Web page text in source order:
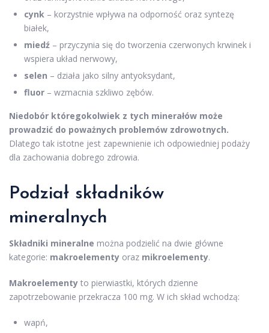
cynk – korzystnie wpływa na odporność oraz syntezę
białek,
miedź – przyczynia się do tworzenia czerwonych krwinek i
wspiera układ nerwowy,
selen – działa jako silny antyoksydant,
fluor – wzmacnia szkliwo zębów.
Niedobór któregokolwiek z tych minerałów może
prowadzić do poważnych problemów zdrowotnych.
Dlatego tak istotne jest zapewnienie ich odpowiedniej podaży
dla zachowania dobrego zdrowia.
Podział składników
mineralnych
Składniki mineralne można podzielić na dwie główne
kategorie: makroelementy oraz mikroelementy.
Makroelementy to pierwiastki, których dzienne
zapotrzebowanie przekracza 100 mg. W ich skład wchodzą:
wapń,